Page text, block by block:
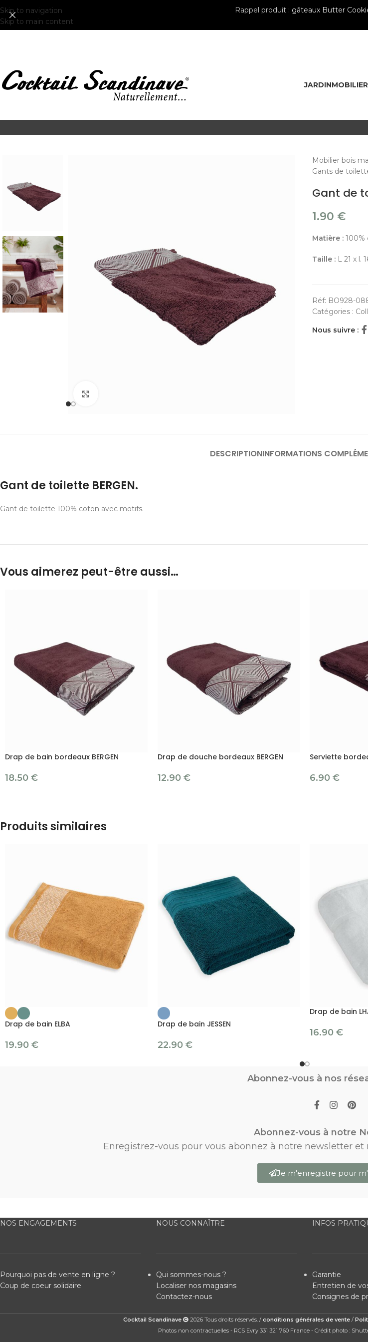
Skip to navigation
Skip to main content
Rappel produit : gâteaux Butter
JARDINMOBILIER
Mobilier bois
Gants de
Gant de
1.90 €
Matière :100%
Taille :L 21 x l.
Réf: BO928-
Catégories :
Nous suivre :
DESCRIPTIONINFORMATIONS
Gant de toilette BERGEN.
Gant de toilette 100% coton avec motifs.
Vous aimerez peut-être aussi…
Drap de bain bordeaux BERGEN
18.50 €
Drap de douche bordeaux BERGEN
12.90 €
Serviette
6.90 €
Produits similaires
Drap de bain ELBA
19.90 €
Drap de bain JESSEN
22.90 €
Drap de bain
16.90 €
Abonnez-vous à nos
Abonnez-vous à notre
Enregistrez-vous pour vous abonnez à notre newsletter
Je m'enregistre pour
NOS ENGAGEMENTS
Pourquoi pas de vente en ligne ?
Coup de coeur solidaire
NOUS CONNAÎTRE
Qui sommes-nous ?
Localiser nos magasins
Contactez-nous
INFOS
Garantie
Entretien de
Consignes de
Cocktail Scandinave 2026 Tous droits réservés. / conditions générales de vente/
Photos non contractuelles - RCS Evry 331 321 760 France - Crédit photo :